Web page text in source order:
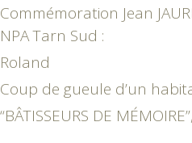
Commémoration Jean
NPA Tarn Sud :
Roland
Coup de gueule d’un
“BÂTISSEURS DE